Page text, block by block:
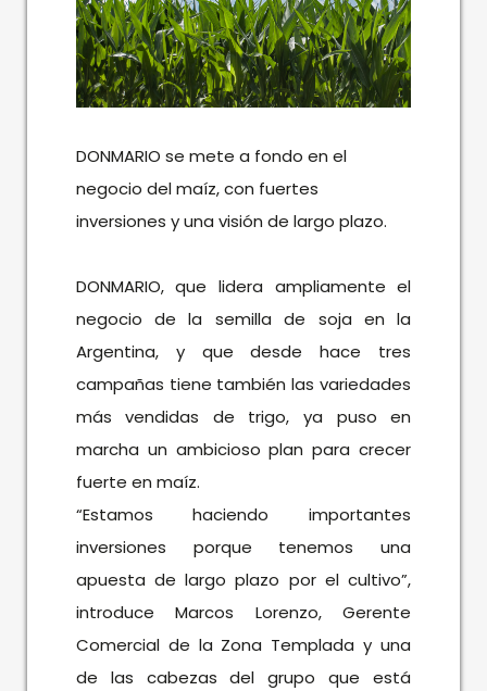
DONMARIO se mete a fondo en el
negocio del maíz, con fuertes
inversiones y una visión de largo plazo.
DONMARIO, que lidera ampliamente el
negocio de la semilla de soja en la
Argentina, y que desde hace tres
campañas tiene también las variedades
más vendidas de trigo, ya puso en
marcha un ambicioso plan para crecer
fuerte en maíz.
“Estamos haciendo importantes
inversiones porque tenemos una
apuesta de largo plazo por el cultivo”,
introduce Marcos Lorenzo, Gerente
Comercial de la Zona Templada y una
de las cabezas del grupo que está